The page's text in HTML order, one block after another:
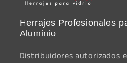
Herrajes Profesionales
Aluminio
Distribuidores autorizados